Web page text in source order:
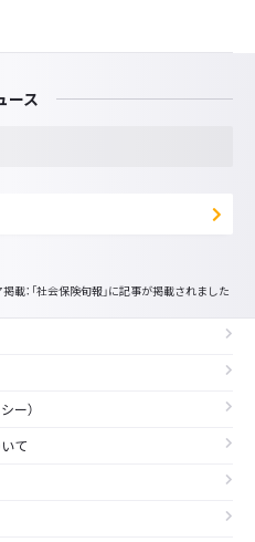
ース
載：「社会保険旬報」に記事が掲載されました
ー）
て